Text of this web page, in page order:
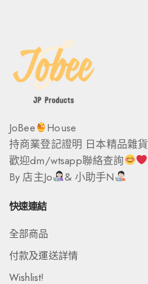
JoBee
House
持商業登記證明 日本精品雜貨
歡迎dm/wtsapp聯絡查詢
By 店主Jo
& 小助手N
快速連結
全部商品
付款及運送詳情
Wishlist!